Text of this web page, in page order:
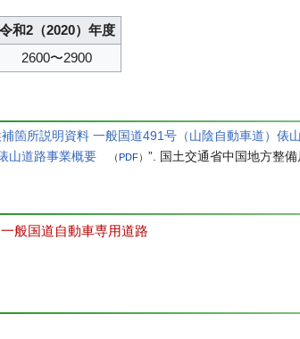
令和2（2020）年度
2600〜2900
箇所説明資料 一般国道491号（山陰自動車道）俵
山道路事業概要 （PDF）”. 国土交通省中国地方整
般国道自動車専用道路